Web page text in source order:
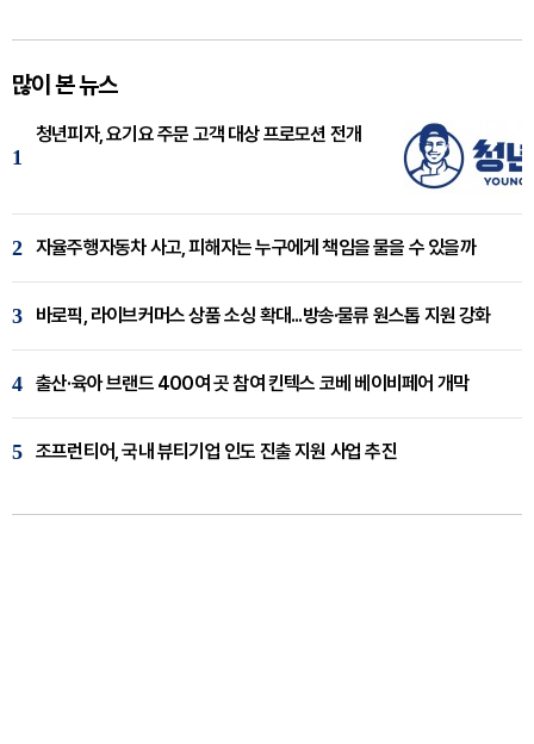
많이 본 뉴스
1
청년피자, 요기요 주문 고객 대상 프로모션 전개
2 자율주행자동차 사고, 피해자는 누구에게 책임을 물을 수 있을까
3 바로픽, 라이브커머스 상품 소싱 확대...방송·물류 원스톱 지원 강화
4 출산·육아 브랜드 400여 곳 참여 킨텍스 코베 베이비페어 개막
5 조프런티어, 국내 뷰티기업 인도 진출 지원 사업 추진